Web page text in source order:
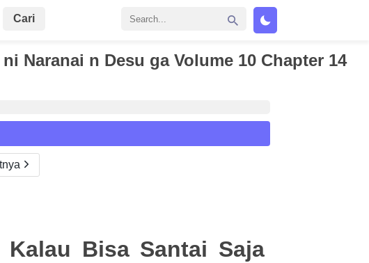
Cari
Naranai n Desu ga Volume 10 Chapter 14
Bisa Santai Saja